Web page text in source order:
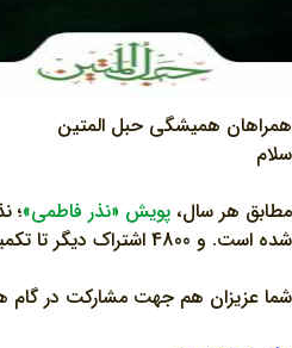
همراهان همیشگی حبل المتین
سلام
مطابق هر سال، پویش «نذر فاطمی»؛ نذر 10,000 اشتراک قرآن و مفاتیح ویژه دهه فاطمیه (س) با نیات
شده است. و 4800 اشتراک دیگر تا تکمیل نذر فاطمی باقی مانده است.
شما عزیزان هم جهت مشارکت در گام